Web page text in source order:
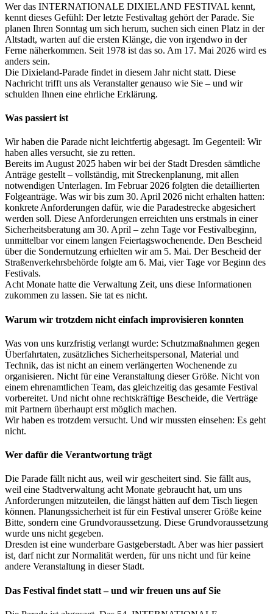
Wer das INTERNATIONALE DIXIELAND FESTIVAL kennt,
kennt dieses Gefühl: Der letzte Festivaltag gehört der Parade. Sie
planen Ihren Sonntag um sich herum, suchen sich einen Platz in der
Altstadt, warten auf die ersten Klänge, die von irgendwo in der
Ferne näherkommen. Seit 1978 ist das so. Am 17. Mai 2026 wird es
anders sein.
Die Dixieland-Parade findet in diesem Jahr nicht statt. Diese
Nachricht trifft uns als Veranstalter genauso wie Sie – und wir
schulden Ihnen eine ehrliche Erklärung.
Was passiert ist
Wir haben die Parade nicht leichtfertig abgesagt. Im Gegenteil: Wir
haben alles versucht, sie zu retten.
Bereits im August 2025 haben wir bei der Stadt Dresden sämtliche
Anträge gestellt – vollständig, mit Streckenplanung, mit allen
notwendigen Unterlagen. Im Februar 2026 folgten die detaillierten
Folgeanträge. Was wir bis zum 30. April 2026 nicht erhalten hatten:
konkrete Anforderungen dafür, wie die Paradestrecke abgesichert
werden soll. Diese Anforderungen erreichten uns erstmals in einer
Sicherheitsberatung am 30. April – zehn Tage vor Festivalbeginn,
unmittelbar vor einem langen Feiertagswochenende. Den Bescheid
über die Sondernutzung erhielten wir am 5. Mai. Der Bescheid der
Straßenverkehrsbehörde folgte am 6. Mai, vier Tage vor Beginn des
Festivals.
Acht Monate hatte die Verwaltung Zeit, uns diese Informationen
zukommen zu lassen. Sie tat es nicht.
Warum wir trotzdem nicht einfach improvisieren konnten
Was von uns kurzfristig verlangt wurde: Schutzmaßnahmen gegen
Überfahrtaten, zusätzliches Sicherheitspersonal, Material und
Technik, das ist nicht an einem verlängerten Wochenende zu
organisieren. Nicht für eine Veranstaltung dieser Größe. Nicht von
einem ehrenamtlichen Team, das gleichzeitig das gesamte Festival
vorbereitet. Und nicht ohne rechtskräftige Bescheide, die Verträge
mit Partnern überhaupt erst möglich machen.
Wir haben es trotzdem versucht. Und wir mussten einsehen: Es geht
nicht.
Wer dafür die Verantwortung trägt
Die Parade fällt nicht aus, weil wir gescheitert sind. Sie fällt aus,
weil eine Stadtverwaltung acht Monate gebraucht hat, um uns
Anforderungen mitzuteilen, die längst hätten auf dem Tisch liegen
können. Planungssicherheit ist für ein Festival unserer Größe keine
Bitte, sondern eine Grundvoraussetzung. Diese Grundvoraussetzung
wurde uns nicht gegeben.
Dresden ist eine wunderbare Gastgeberstadt. Aber was hier passiert
ist, darf nicht zur Normalität werden, für uns nicht und für keine
andere Veranstaltung in dieser Stadt.
Das Festival findet statt – und wir freuen uns auf Sie